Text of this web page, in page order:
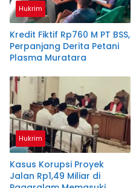
Hukrim
Kredit Fiktif Rp760 M PT BSS,
Perpanjang Derita Petani
Plasma Muratara
Hukrim
Kasus Korupsi Proyek
Jalan Rp1,49 Miliar di